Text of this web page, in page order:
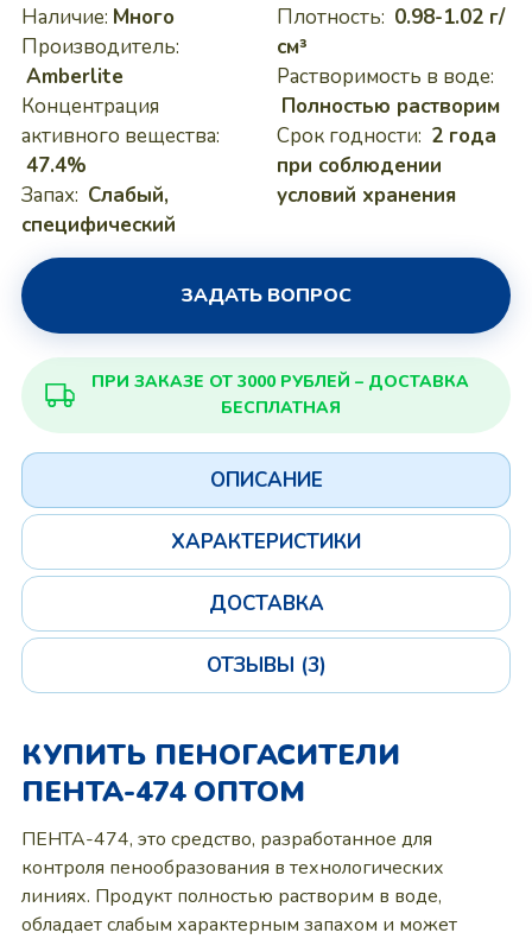
Наличие: Много
Производитель:
Amberlite
Концентрация
активного вещества:
47.4%
Запах: Слабый,
специфический
Плотность: 0.98-1.02 г/
см³
Растворимость в воде:
Полностью растворим
Срок годности: 2 года
при соблюдении
условий хранения
ЗАДАТЬ ВОПРОС
ПРИ ЗАКАЗЕ ОТ 3000 РУБЛЕЙ – ДОСТАВКА
БЕСПЛАТНАЯ
ОПИСАНИЕ
ХАРАКТЕРИСТИКИ
ДОСТАВКА
ОТЗЫВЫ (3)
КУПИТЬ ПЕНОГАСИТЕЛИ
ПЕНТА-474 ОПТОМ
ПЕНТА-474, это средство, разработанное для
контроля пенообразования в технологических
линиях. Продукт полностью растворим в воде,
обладает слабым характерным запахом и может